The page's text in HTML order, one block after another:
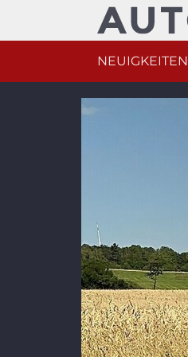
NEUIGKEITEN